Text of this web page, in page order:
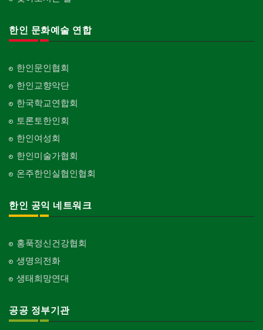
한인 문화예술 연합
한인문인협회
한인교향악단
한국학교연합회
토론토한인회
한인여성회
한인미술가협회
온주한인실협인협회
한인 공익 네트워크
홍푹정신건강협회
생명의전화
생태희망연대
공공 정부기관